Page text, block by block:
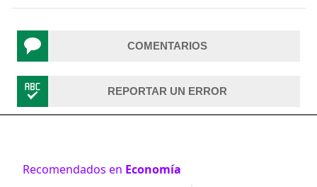
COMENTARIOS
REPORTAR UN ERROR
Recomendados en Economía